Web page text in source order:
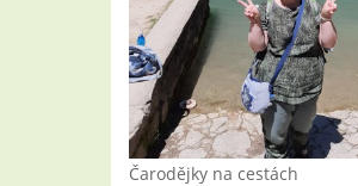
Čarodějky na cestách